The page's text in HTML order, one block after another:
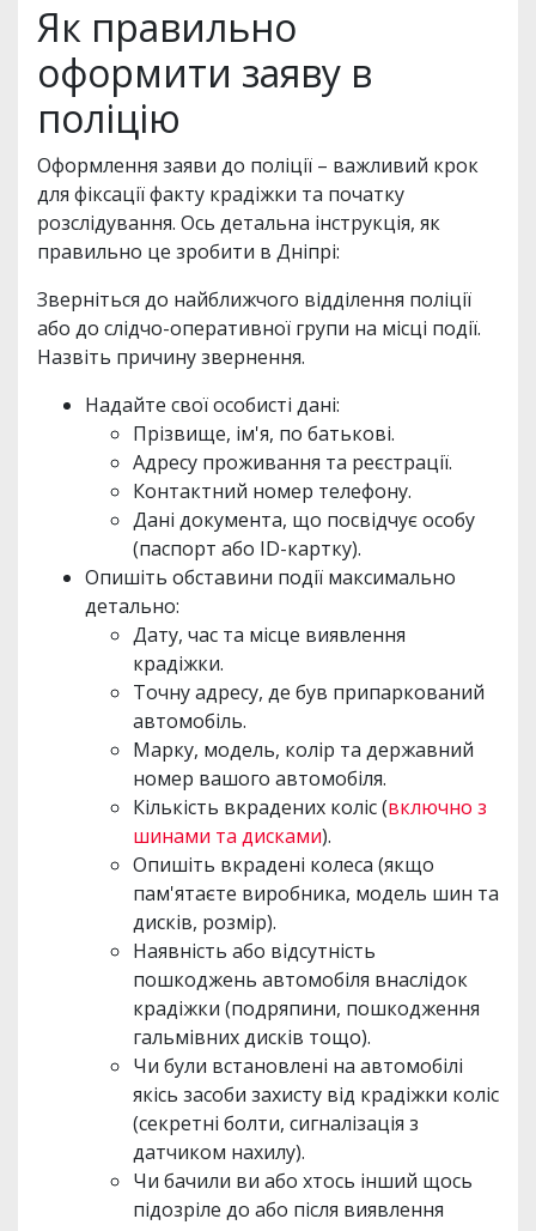
Як правильно
оформити заяву в
поліцію
Оформлення заяви до поліції – важливий крок
для фіксації факту крадіжки та початку
розслідування. Ось детальна інструкція, як
правильно це зробити в Дніпрі:
Зверніться до найближчого відділення поліції
або до слідчо-оперативної групи на місці події.
Назвіть причину звернення.
Надайте свої особисті дані:
Прізвище, ім'я, по батькові.
Адресу проживання та реєстрації.
Контактний номер телефону.
Дані документа, що посвідчує особу
(паспорт або ID-картку).
Опишіть обставини події максимально
детально:
Дату, час та місце виявлення
крадіжки.
Точну адресу, де був припаркований
автомобіль.
Марку, модель, колір та державний
номер вашого автомобіля.
Кількість вкрадених коліс (включно з
шинами та дисками).
Опишіть вкрадені колеса (якщо
пам'ятаєте виробника, модель шин та
дисків, розмір).
Наявність або відсутність
пошкоджень автомобіля внаслідок
крадіжки (подряпини, пошкодження
гальмівних дисків тощо).
Чи були встановлені на автомобілі
якісь засоби захисту від крадіжки коліс
(секретні болти, сигналізація з
датчиком нахилу).
Чи бачили ви або хтось інший щось
підозріле до або після виявлення